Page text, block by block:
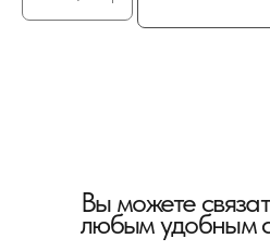
Вы можете
любым удобным